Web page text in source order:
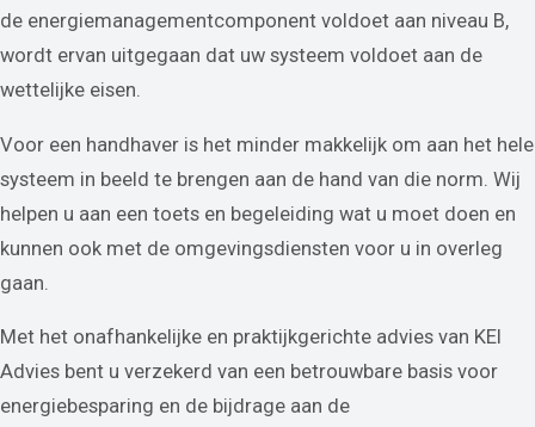
de energiemanagementcomponent voldoet aan niveau B,
wordt ervan uitgegaan dat uw systeem voldoet aan de
wettelijke eisen.
Voor een handhaver is het minder makkelijk om aan het hele
systeem in beeld te brengen aan de hand van die norm. Wij
helpen u aan een toets en begeleiding wat u moet doen en
kunnen ook met de omgevingsdiensten voor u in overleg
gaan.
Met het onafhankelijke en praktijkgerichte advies van KEI
Advies bent u verzekerd van een betrouwbare basis voor
energiebesparing en de bijdrage aan de